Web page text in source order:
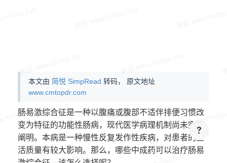
本文由 简悦 SimpRead 转码， 原文地址
www.cmtopdr.com
肠易激综合征是一种以腹痛或腹部不适伴排便习惯改
变为特征的功能性肠病，现代医学病理机制尚未完全
阐明。本病是一种慢性反复发作性疾病，对患者的生
活质量有较大影响。那么，哪些中成药可以治疗肠易